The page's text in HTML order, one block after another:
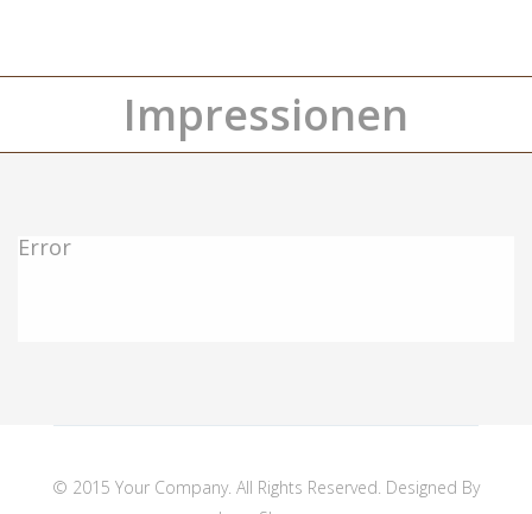
Impressionen
Error
© 2015 Your Company. All Rights Reserved. Designed By